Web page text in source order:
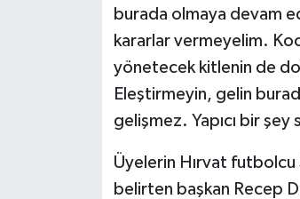
burada olmaya devam
kararlar vermeyelim.
yönetecek kitlenin de
Eleştirmeyin, gelin
gelişmez. Yapıcı bir
Üyelerin Hırvat futbolcu
belirten başkan Recep